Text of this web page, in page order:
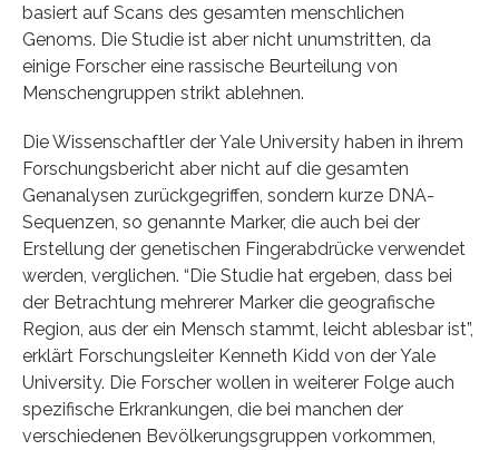
basiert auf Scans des gesamten menschlichen
Genoms. Die Studie ist aber nicht unumstritten, da
einige Forscher eine rassische Beurteilung von
Menschengruppen strikt ablehnen.
Die Wissenschaftler der Yale University haben in ihrem
Forschungsbericht aber nicht auf die gesamten
Genanalysen zurückgegriffen, sondern kurze DNA-
Sequenzen, so genannte Marker, die auch bei der
Erstellung der genetischen Fingerabdrücke verwendet
werden, verglichen. “Die Studie hat ergeben, dass bei
der Betrachtung mehrerer Marker die geografische
Region, aus der ein Mensch stammt, leicht ablesbar ist”,
erklärt Forschungsleiter Kenneth Kidd von der Yale
University. Die Forscher wollen in weiterer Folge auch
spezifische Erkrankungen, die bei manchen der
verschiedenen Bevölkerungsgruppen vorkommen,